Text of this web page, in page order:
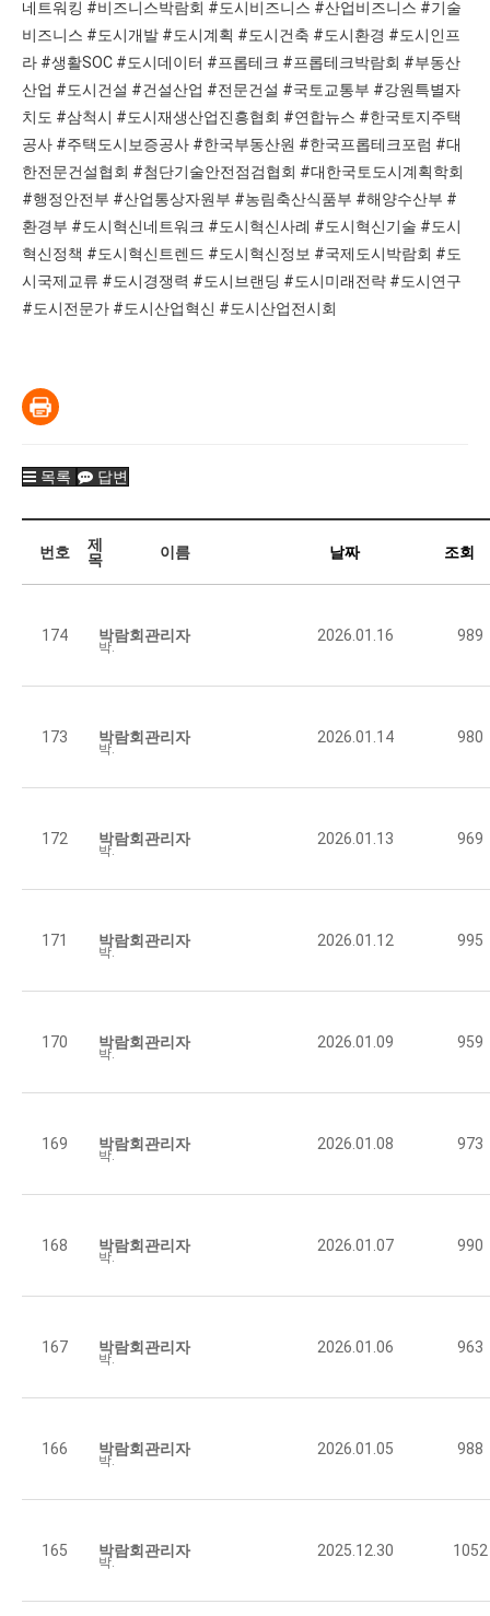
네트워킹 #비즈니스박람회 #도시비즈니스 #산업비즈니스 #기술
비즈니스 #도시개발 #도시계획 #도시건축 #도시환경 #도시인프
라 #생활SOC #도시데이터 #프롭테크 #프롭테크박람회 #부동산
산업 #도시건설 #건설산업 #전문건설 #국토교통부 #강원특별자
치도 #삼척시 #도시재생산업진흥협회 #연합뉴스 #한국토지주택
공사 #주택도시보증공사 #한국부동산원 #한국프롭테크포럼 #대
한전문건설협회 #첨단기술안전점검협회 #대한국토도시계획학회
#행정안전부 #산업통상자원부 #농림축산식품부 #해양수산부 #
환경부 #도시혁신네트워크 #도시혁신사례 #도시혁신기술 #도시
혁신정책 #도시혁신트렌드 #도시혁신정보 #국제도시박람회 #도
시국제교류 #도시경쟁력 #도시브랜딩 #도시미래전략 #도시연구
#도시전문가 #도시산업혁신 #도시산업전시회
목록 답변
번호
제
목
이름 날짜 조회
174
박람회관리자
박람회관리자 2026.01.16 989
173
박람회관리자
박람회관리자 2026.01.14 980
172
박람회관리자
박람회관리자 2026.01.13 969
171
박람회관리자
박람회관리자 2026.01.12 995
170
박람회관리자
박람회관리자 2026.01.09 959
169
박람회관리자
박람회관리자 2026.01.08 973
168
박람회관리자
박람회관리자 2026.01.07 990
167
박람회관리자
박람회관리자 2026.01.06 963
166
박람회관리자
박람회관리자 2026.01.05 988
165
박람회관리자
박람회관리자 2025.12.30 1052